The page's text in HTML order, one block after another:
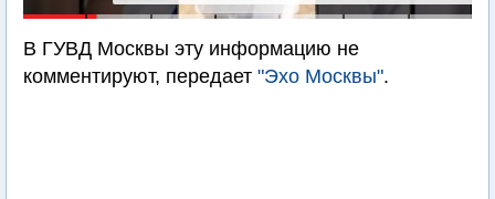
В ГУВД Москвы эту информацию не
комментируют, передает "Эхо Москвы".